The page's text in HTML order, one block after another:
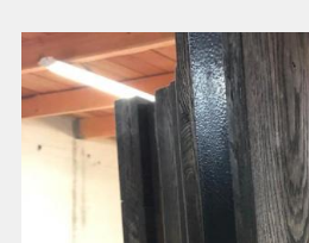
Декоративное оформление
Смотреть далее